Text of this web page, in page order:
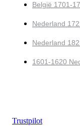
België 1701-
Nederland
Nederland
1601-1620
Trustpilot